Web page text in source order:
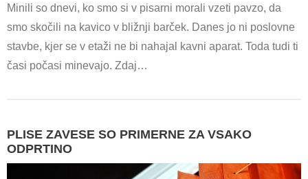
Minili so dnevi, ko smo si v pisarni morali vzeti pavzo, da
smo skočili na kavico v bližnji barček. Danes jo ni poslovne
stavbe, kjer se v etaži ne bi nahajal kavni aparat. Toda tudi ti
časi počasi minevajo. Zdaj…
PLISE ZAVESE SO PRIMERNE ZA VSAKO
ODPRTINO